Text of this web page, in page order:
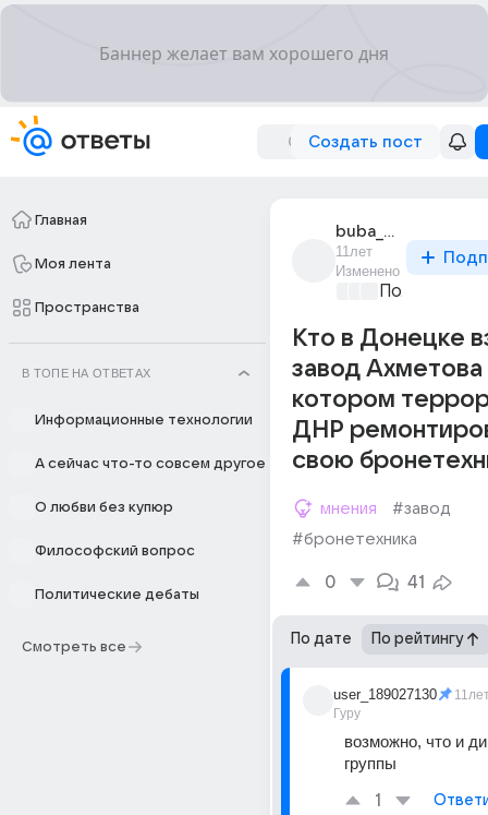
Создать пост
Главная
Моя лента
Пространства
В ТОПЕ НА ОТВЕТАХ
Информационные технологии
А сейчас что-то совсем другое
О любви без купюр
Философский вопрос
Политические дебаты
Смотреть все
buba_kastorsky_2
11лет
Изменено
Кто в Донецке
завод Ахметова
котором
ДНР
свою
мнения
#завод
#бронетехника
0 41
По дате По рейтингу
user_189027130
Гуру
возможно, что и
группы
1